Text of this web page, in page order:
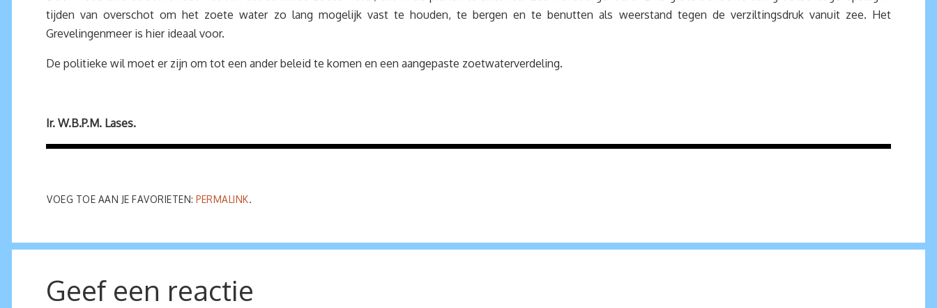
tijden van overschot om het zoete water zo lang mogelijk vast te houden, te bergen en te benutten als weerstand tegen de verziltingsdruk vanuit zee. Het
Grevelingenmeer is hier ideaal voor.
De politieke wil moet er zijn om tot een ander beleid te komen en een aangepaste zoetwaterverdeling.
Ir. W.B.P.M. Lases.
VOEG TOE AAN JE FAVORIETEN: PERMALINK.
Geef een reactie